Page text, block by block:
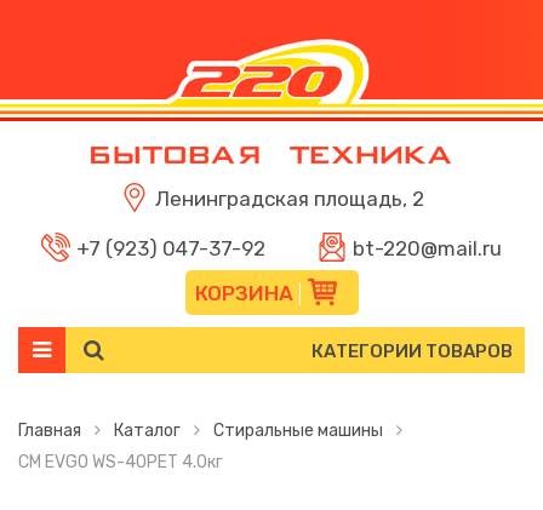
Ленинградская площадь, 2
+7 (923) 047-37-92
bt-220@mail.ru
КОРЗИНА
КАТЕГОРИИ ТОВАРОВ
Главная Каталог
Стиральные машины
СМ EVGO WS-40РЕT 4.0кг